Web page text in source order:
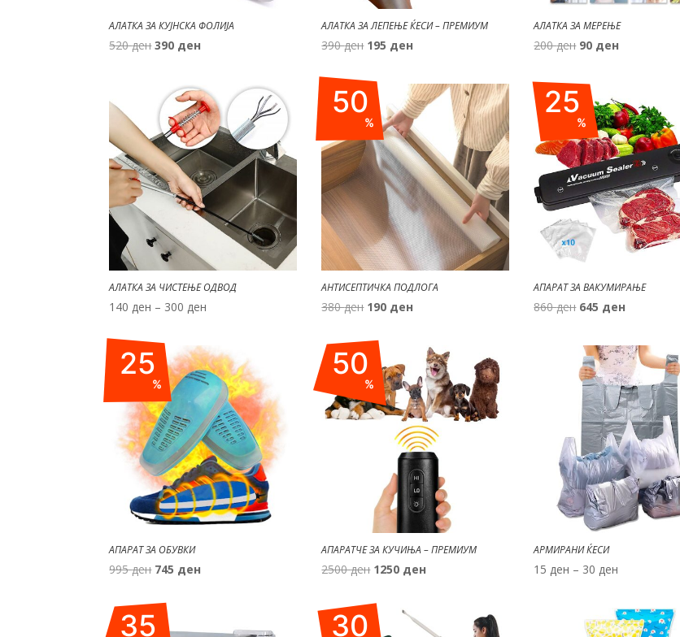
АЛАТКА ЗА КУЈНСКА ФОЛИЈА
520денOriginal
520 ден.
390 ден
390 ден.
АЛАТКА ЗА ЛЕПЕЊЕ ЌЕСИ – ПРЕМИУМ
390ден Original
was:
390 ден.
195 ден
is:
195 ден.
АЛАТКА ЗА МЕРЕЊЕ
200ден Original
was:
200 ден.
90 ден
90 ден.
АЛАТКА ЗА ЧИСТЕЊЕ ОДВОД
140ден – 300ден
through
300 ден
50
%
АНТИСЕПТИЧКА ПОДЛОГА
380ден Original
was:
380 ден.
190 ден
190 ден.
25
%
АПАРАТ ЗА ВАКУМИРАЊЕ
860ден Original
was:
860 ден.
645 ден
is:
645 ден.
25
%
АПАРАТ ЗА ОБУВКИ
995ден Original
was:
995 ден.
745 ден
50
%
АПАРАТЧЕ ЗА КУЧИЊА – ПРЕМИУМ
2500ден Original
was:
2500 ден.
1250 ден
1250 ден.
АРМИРАНИ ЌЕСИ
15 ден – 30 ден
15 ден
through
35 30